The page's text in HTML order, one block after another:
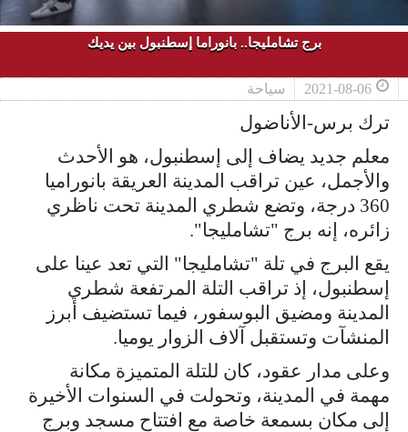
برج تشامليجا.. بانوراما إسطنبول بين يديك
2021-08-06 سياحة
ترك برس-الأناضول
معلم جديد يضاف إلى إسطنبول، هو الأحدث
والأجمل، عين تراقب المدينة العريقة بانوراميا
360 درجة، وتضع شطري المدينة تحت ناظري
زائره، إنه برج "تشامليجا".
يقع البرج في تلة "تشامليجا" التي تعد عينا على
إسطنبول، إذ تراقب التلة المرتفعة شطري
المدينة ومضيق البوسفور، فيما تستضيف أبرز
المنشآت وتستقبل آلاف الزوار يوميا.
وعلى مدار عقود، كان للتلة المتميزة مكانة
مهمة في المدينة، وتحولت في السنوات الأخيرة
إلى مكان بسمعة خاصة مع افتتاح مسجد وبرج